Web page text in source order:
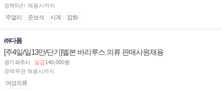
경력5년↑ 채용시까지
주얼리 준보석 시계 잡화
㈜다폼
[주4일/일13만/단기]멜본 바리루스 의류 판매사원채용
경기 파주시 일급140,000원
경력무관 채용시까지
여성의류